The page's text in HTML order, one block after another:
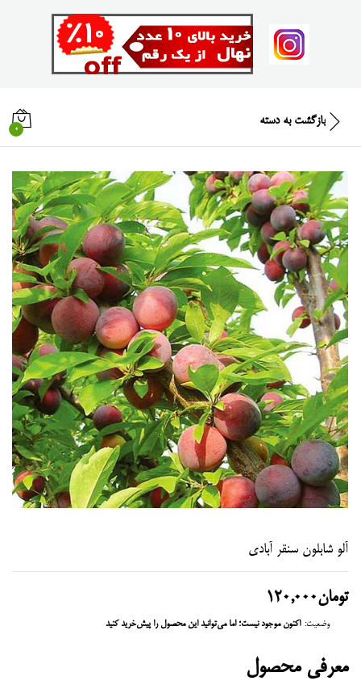
بازگشت به دسته
0
آلو شابلون سنقر آبادی
تومان120,000
وضعیت: اکنون موجود نیست؛ اما می‌توانید این محصول را پیش‌خرید کنید
معرفی محصول